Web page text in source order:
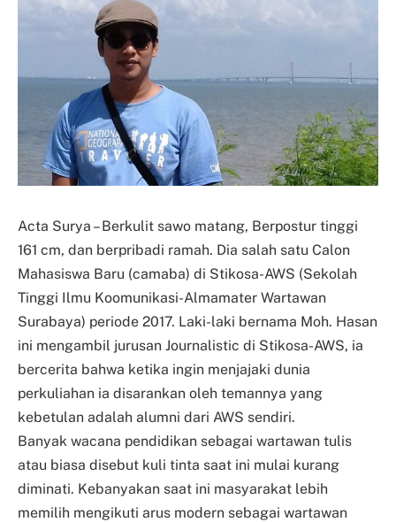
Acta Surya – Berkulit sawo matang, Berpostur tinggi
161 cm, dan berpribadi ramah. Dia salah satu Calon
Mahasiswa Baru (camaba) di Stikosa-AWS (Sekolah
Tinggi Ilmu Koomunikasi-Almamater Wartawan
Surabaya) periode 2017. Laki-laki bernama Moh. Hasan
ini mengambil jurusan Journalistic di Stikosa-AWS, ia
bercerita bahwa ketika ingin menjajaki dunia
perkuliahan ia disarankan oleh temannya yang
kebetulan adalah alumni dari AWS sendiri.
Banyak wacana pendidikan sebagai wartawan tulis
atau biasa disebut kuli tinta saat ini mulai kurang
diminati. Kebanyakan saat ini masyarakat lebih
memilih mengikuti arus modern sebagai wartawan